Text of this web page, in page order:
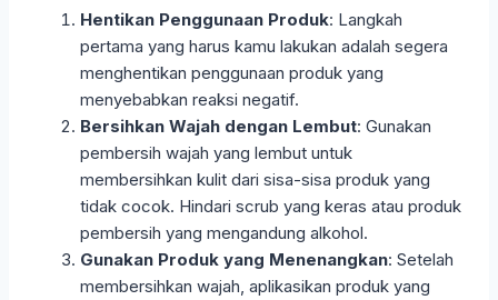
Hentikan Penggunaan Produk: Langkah
pertama yang harus kamu lakukan adalah segera
menghentikan penggunaan produk yang
menyebabkan reaksi negatif.
Bersihkan Wajah dengan Lembut: Gunakan
pembersih wajah yang lembut untuk
membersihkan kulit dari sisa-sisa produk yang
tidak cocok. Hindari scrub yang keras atau produk
pembersih yang mengandung alkohol.
Gunakan Produk yang Menenangkan: Setelah
membersihkan wajah, aplikasikan produk yang